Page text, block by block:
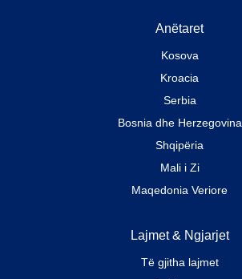
Anëtaret
Kosova
Kroacia
Serbia
Bosnia dhe Herzegovina
Shqipëria
Mali i Zi
Maqedonia Veriore
Lajmet & Ngjarjet
Të gjitha lajmet